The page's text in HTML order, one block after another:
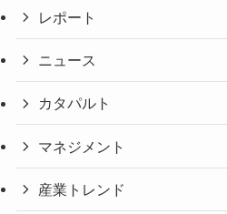
レポート
ニュース
カタパルト
マネジメント
産業トレンド